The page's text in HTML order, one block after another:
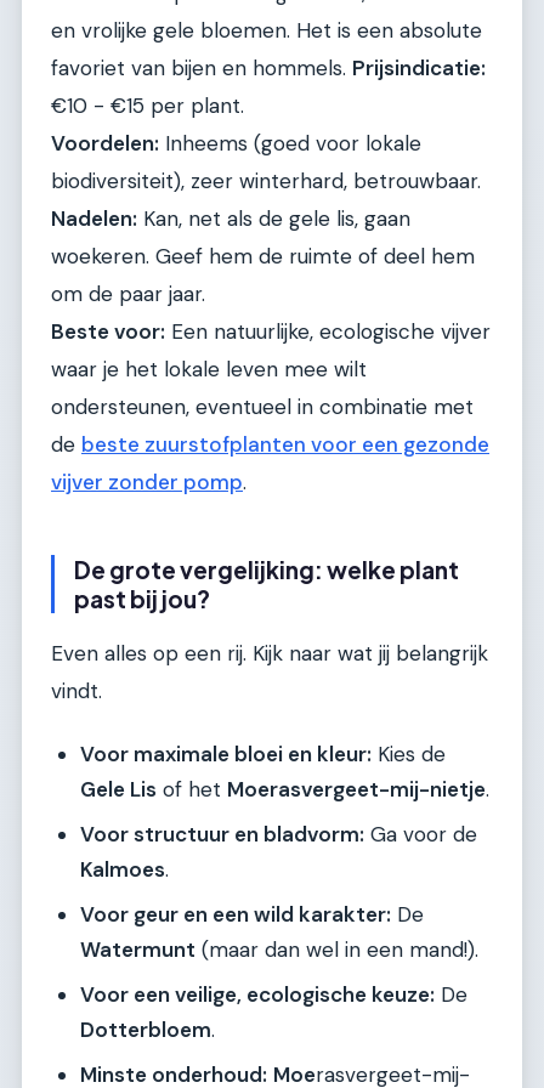
en vrolijke gele bloemen. Het is een absolute
favoriet van bijen en hommels. Prijsindicatie:
€10 - €15 per plant.
Voordelen: Inheems (goed voor lokale
biodiversiteit), zeer winterhard, betrouwbaar.
Nadelen: Kan, net als de gele lis, gaan
woekeren. Geef hem de ruimte of deel hem
om de paar jaar.
Beste voor: Een natuurlijke, ecologische vijver
waar je het lokale leven mee wilt
ondersteunen, eventueel in combinatie met
de beste zuurstofplanten voor een gezonde
vijver zonder pomp.
De grote vergelijking: welke plant
past bij jou?
Even alles op een rij. Kijk naar wat jij belangrijk
vindt.
Voor maximale bloei en kleur: Kies de
Gele Lis of het Moerasvergeet-mij-nietje.
Voor structuur en bladvorm: Ga voor de
Kalmoes.
Voor geur en een wild karakter: De
Watermunt (maar dan wel in een mand!).
Voor een veilige, ecologische keuze: De
Dotterbloem.
Minste onderhoud: Moerasvergeet-mij-